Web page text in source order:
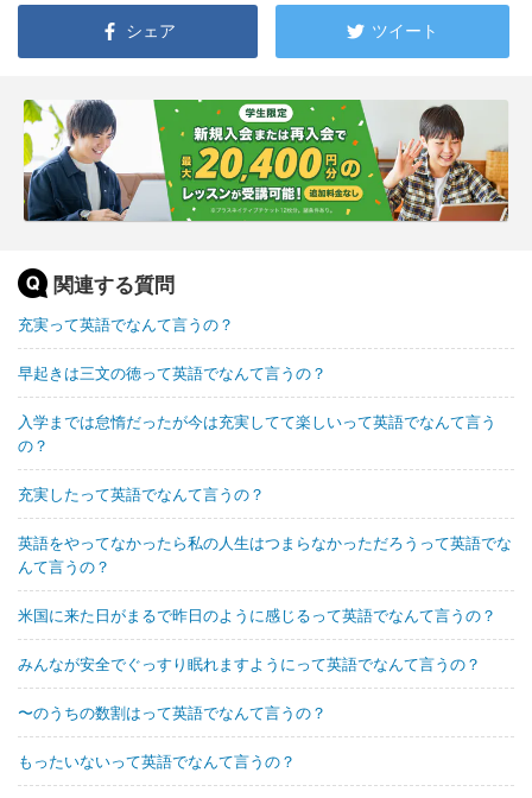
シェア ツイート
関連する質問
充実って英語でなんて言うの？
早起きは三文の徳って英語でなんて言うの？
入学までは怠惰だったが今は充実してて楽しいって英語でなんて言う
の？
充実したって英語でなんて言うの？
英語をやってなかったら私の人生はつまらなかっただろうって英語でな
んて言うの？
米国に来た日がまるで昨日のように感じるって英語でなんて言うの？
みんなが安全でぐっすり眠れますようにって英語でなんて言うの？
〜のうちの数割はって英語でなんて言うの？
もったいないって英語でなんて言うの？